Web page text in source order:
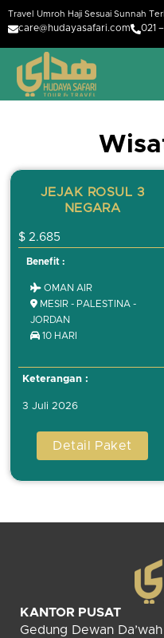
Travel Umroh Haji Sesuai Sunnah
care@hudayasafari.com 021
JEJAK ROSUL 3
NEGARA
$ 2.685
Benefit :
OMAN AIR
MESIR - PALESTINA -
JORDAN
10 HARI
Keterangan :
3 Juli 2026
Detail Paket
KANTOR PUSAT
Gedung Dewan Da’wah